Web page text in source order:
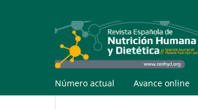
Número actual Avance online